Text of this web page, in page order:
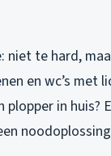
niet te hard,
en wc’s met
plopper in huis?